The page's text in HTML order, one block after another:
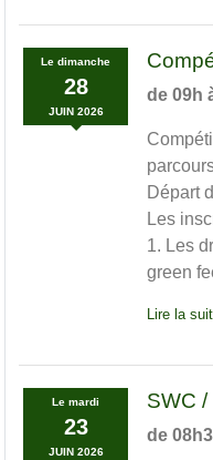
Ledimanche
28
JUIN 2026
de 09h
Départ
Les
1. Les
green
Lire la
Lemardi
23
JUIN 2026
SWC
de